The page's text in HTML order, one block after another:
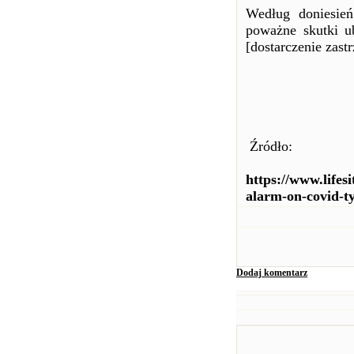
Według
poważne skutki
[dostarczenie
Źródło:
https://
alarm-on-covid-
Dodaj komentarz